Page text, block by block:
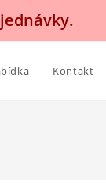
Kontakt